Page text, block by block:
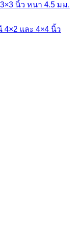
นิ้ว หนา 4.5 มม.
4×2 และ 4×4 นิ้ว